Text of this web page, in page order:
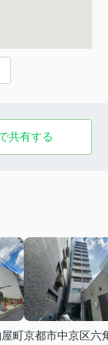
共有する
町京都市中京区六